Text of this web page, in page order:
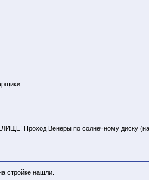
Проход Венеры по солнечному диску
стройке нашли.